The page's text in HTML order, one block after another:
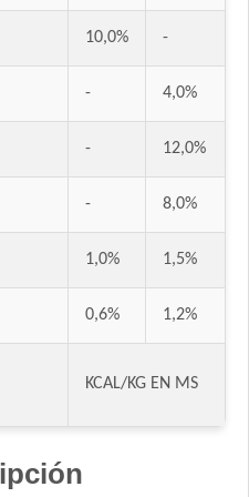
Raza Pequeña
10,0% -
- 4,0%
- 12,0%
- 8,0%
1,0% 1,5%
0,6% 1,2%
KCAL/KG EN MS